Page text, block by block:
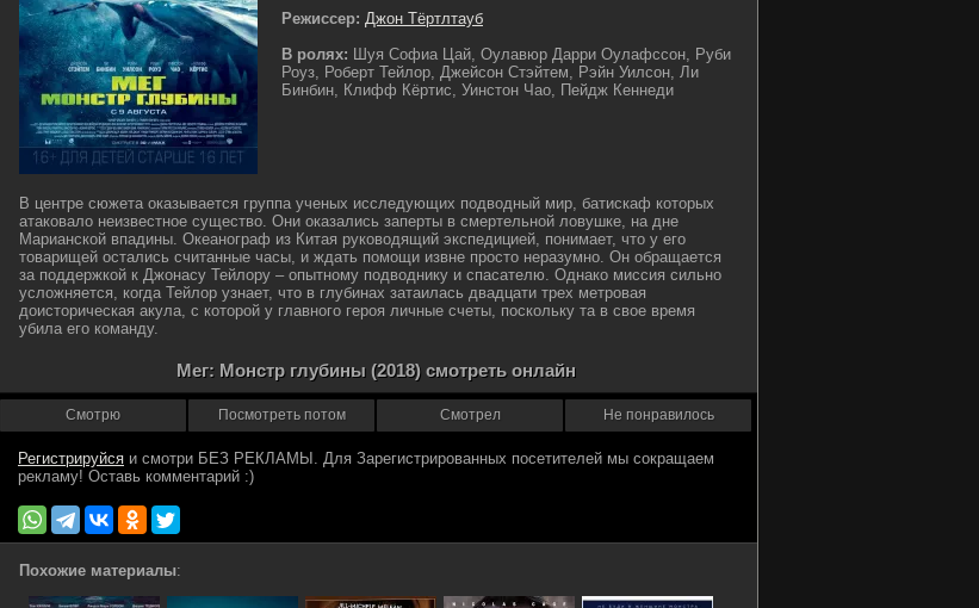
Режиссер: Джон Тёртлтауб
В ролях: Шуя Софиа Цай, Оулавюр Дарри Оулафссон, Руби
Роуз, Роберт Тейлор, Джейсон Стэйтем, Рэйн Уилсон, Ли
Бинбин, Клифф Кёртис, Уинстон Чао, Пейдж Кеннеди
В центре сюжета оказывается группа ученых исследующих подводный мир, батискаф которых
атаковало неизвестное существо. Они оказались заперты в смертельной ловушке, на дне
Марианской впадины. Океанограф из Китая руководящий экспедицией, понимает, что у его
товарищей остались считанные часы, и ждать помощи извне просто неразумно. Он обращается
за поддержкой к Джонасу Тейлору – опытному подводнику и спасателю. Однако миссия сильно
усложняется, когда Тейлор узнает, что в глубинах затаилась двадцати трех метровая
доисторическая акула, с которой у главного героя личные счеты, поскольку та в свое время
убила его команду.
Мег: Монстр глубины (2018) смотреть онлайн
Смотрю Посмотреть потом Смотрел Не понравилось
Регистрируйся
Похожие материалы: